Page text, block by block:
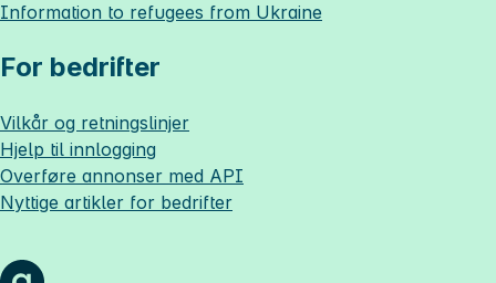
Information to refugees from Ukraine
For bedrifter
Vilkår og retningslinjer
Hjelp til innlogging
Overføre annonser med API
Nyttige artikler for bedrifter